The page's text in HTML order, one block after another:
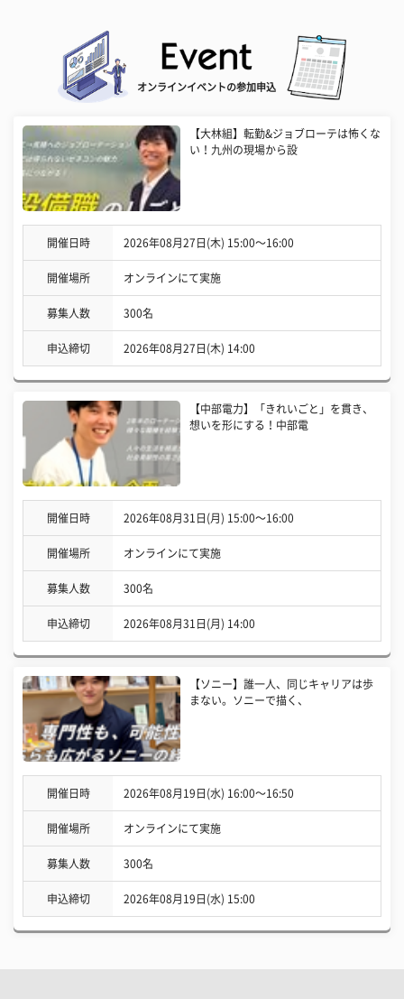
オンラインイベントの参加申込
【大林組】転勤&ジョブローテは怖くな
い！九州の現場から設
開催日時 2026年08月27日(木) 15:00〜16:00
開催場所 オンラインにて実施
募集人数 300名
申込締切 2026年08月27日(木) 14:00
【中部電力】「きれいごと」を貫き、
想いを形にする！中部電
開催日時 2026年08月31日(月) 15:00〜16:00
開催場所 オンラインにて実施
募集人数 300名
申込締切 2026年08月31日(月) 14:00
【ソニー】誰一人、同じキャリアは歩
まない。ソニーで描く、
開催日時 2026年08月19日(水) 16:00〜16:50
開催場所 オンラインにて実施
募集人数 300名
申込締切 2026年08月19日(水) 15:00